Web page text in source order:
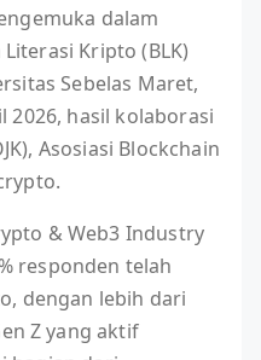
dalam
Kripto (BLK)
Sebelas Maret,
2026, hasil kolaborasi
Asosiasi Blockchain
& Web3 Industry
responden telah
dengan lebih dari
Z yang aktif